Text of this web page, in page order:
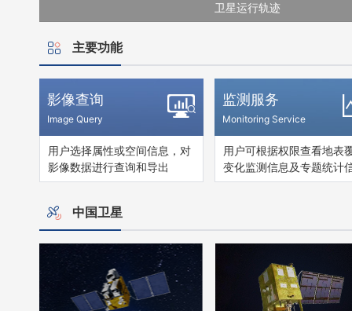
卫星运行轨迹
主要功能
影像查询
Image Query
用户选择属性或空间信息，对
影像数据进行查询和导出
监测服务
Monitoring Service
用户可根据权限查看地表
变化监测信息及专题统计
中国卫星